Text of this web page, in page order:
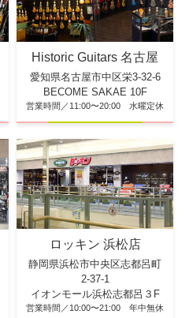
Historic Guitars 名古屋
愛知県名古屋市中区栄3-32-6
BECOME SAKAE 10F
営業時間／11:00〜20:00 水曜定休
ロッキン 浜松店
静岡県浜松市中央区志都呂町
2-37-1
イオンモール浜松志都呂３F
営業時間／10:00〜21:00 年中無休